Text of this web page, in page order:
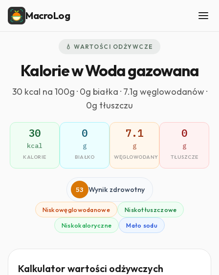
MacroLog
💧 WARTOŚCI ODŻYWCZE
Kalorie w Woda gazowana
30 kcal na 100g · 0g białka · 7.1g węglowodanów ·
0g tłuszczu
30
kcal
KALORIE
0
g
BIAŁKO
7.1
g
WĘGLOWODANY
0
g
TŁUSZCZE
53 Wynik zdrowotny
Niskowęglowodanowe
Niskotłuszczowe
Niskokaloryczne
Mało sodu
Kalkulator wartości odżywczych